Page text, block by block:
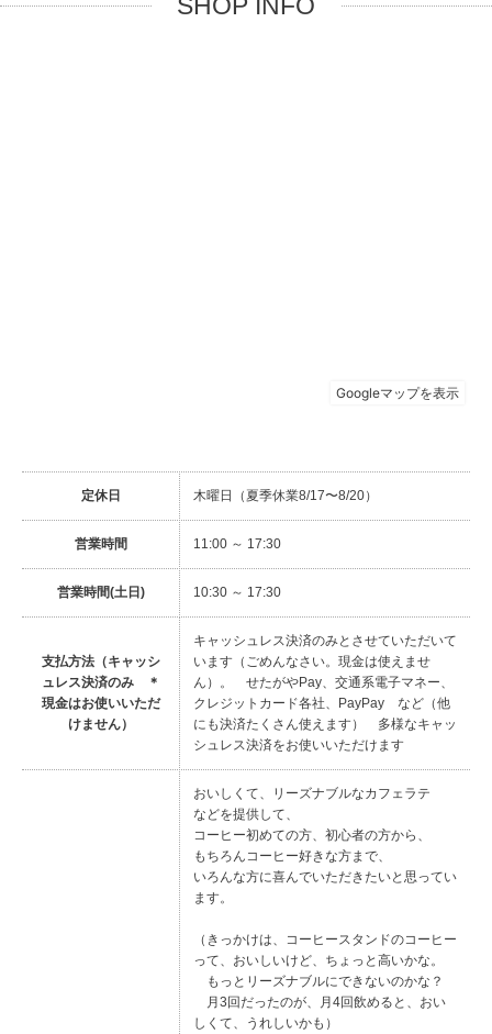
SHOP INFO
定休日 木曜日（夏季休業8/17〜8/20）
営業時間 11:00 ～ 17:30
営業時間(土日) 10:30 ～ 17:30
支払方法（キャッシ
ュレス決済のみ ＊
現金はお使いいただ
けません）
キャッシュレス決済のみとさせていただいて
います（ごめんなさい。現金は使えませ
ん）。 せたがやPay、交通系電子マネー、
クレジットカード各社、PayPay など（他
にも決済たくさん使えます） 多様なキャッ
シュレス決済をお使いいただけます
おいしくて、リーズナブルなカフェラテ
などを提供して、
コーヒー初めての方、初心者の方から、
もちろんコーヒー好きな方まで、
いろんな方に喜んでいただきたいと思ってい
ます。
（きっかけは、コーヒースタンドのコーヒー
って、おいしいけど、ちょっと高いかな。
もっとリーズナブルにできないのかな？
月3回だったのが、月4回飲めると、おい
しくて、うれしいかも）